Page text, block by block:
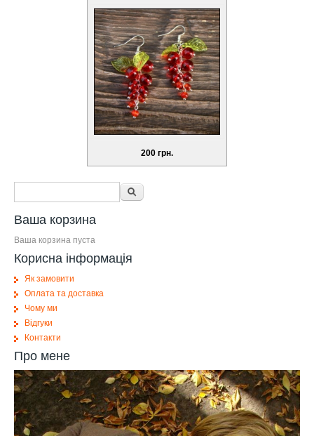
200 грн.
Форма поиска
Ваша корзина
Ваша корзина пуста
Корисна інформація
Як замовити
Оплата та доставка
Чому ми
Відгуки
Контакти
Про мене